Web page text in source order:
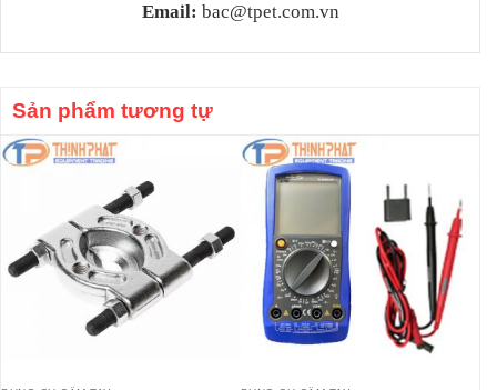
Email: bac@tpet.com.vn
Sản phẩm tương tự